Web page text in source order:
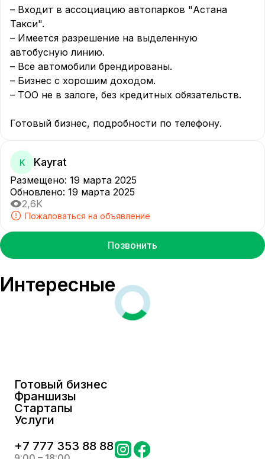
– Входит в ассоциацию автопарков "Астана
Такси".
– Имеется разрешение на выделенную
автобусную линию.
– Все автомобили брендированы.
– Бизнес с хорошим доходом.
– ТОО не в залоге, без кредитных обязательств.
Готовый бизнес, подробности по телефону.
K Kayrat
Размещено: 19 марта 2025
Обновлено: 19 марта 2025
2,6K
Пожаловаться на объявление
Позвонить
Интересные
Готовый бизнес
Франшизы
Стартапы
Услуги
+7 777 353 88 88